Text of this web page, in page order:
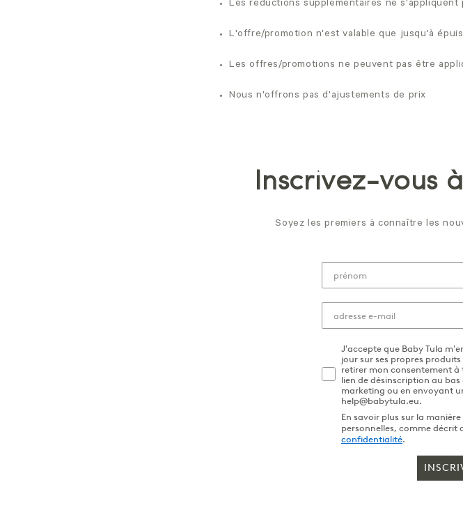
Les réductions supplémentaires ne s'appliquent
L'offre/promotion n'est valable que jusqu'à
Les offres/promotions ne peuvent pas être
Nous n'offrons pas d'ajustements de prix
Inscrivez-vous
Soyez les premiers à connaître les
J'accepte que Baby Tula
jour sur ses propres
retirer mon consentement
lien de désinscription au
marketing ou en envoyant
help@babytula.eu.
En savoir plus sur la
personnelles, comme décrit
confidentialité.